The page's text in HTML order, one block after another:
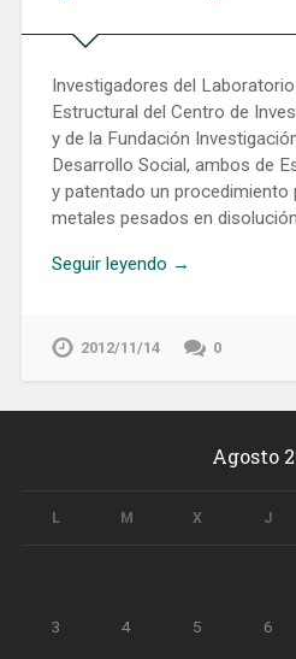
Investigadores del
Estructural del Centro de
y de la Fundación
Desarrollo Social, ambos de
y patentado un procedimiento
metales pesados en
Seguir leyendo →
2012/11/14 0
Agosto
L M X J
3 4 5 6